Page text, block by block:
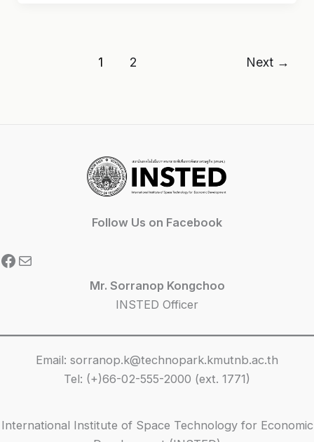
1 2 Next →
Follow Us on Facebook
Facebook
Mail
Mr. Sorranop Kongchoo
INSTED Officer
Email: sorranop.k@technopark.kmutnb.ac.th
Tel: (+)66-02-555-2000 (ext. 1771)
International Institute of Space Technology for Economic